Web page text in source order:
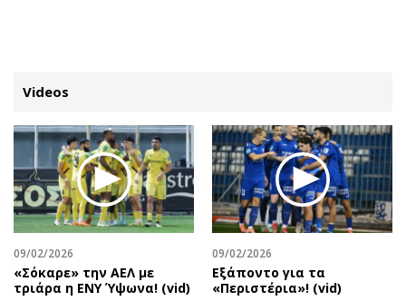
ΚΑΤΗΓΟΡΙΕΣ ΣΥΝΔΕΣΗ
Κύπρος
Παιδεία
Υγεία
Πολιτική
Βουλευτικές 2026
Απόψεις
Αρθρογραφία
The Hill
Υγεία
Αγγελίες
Videos
09/02/2026
«Σόκαρε» την ΑΕΛ με
τριάρα η ΕΝΥ Ύψωνα! (vid)
09/02/2026
Εξάποντο για τα
«Περιστέρια»! (vid)